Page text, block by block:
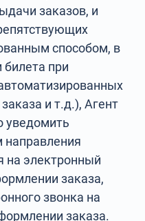
заказов, и
способом, в
билета при
и т.д.), Агент
уведомить
направления
на электронный
заказа,
звонка на
заказа.